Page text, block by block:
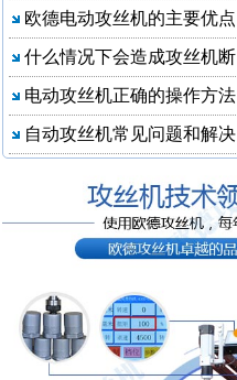
欧德电动攻丝机的主要优点
什么情况下会造成攻丝机断
电动攻丝机正确的操作方法
自动攻丝机常见问题和解决